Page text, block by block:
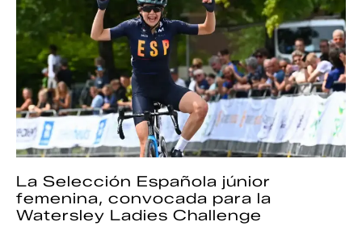
La Selección Española júnior
femenina, convocada para la
Watersley Ladies Challenge